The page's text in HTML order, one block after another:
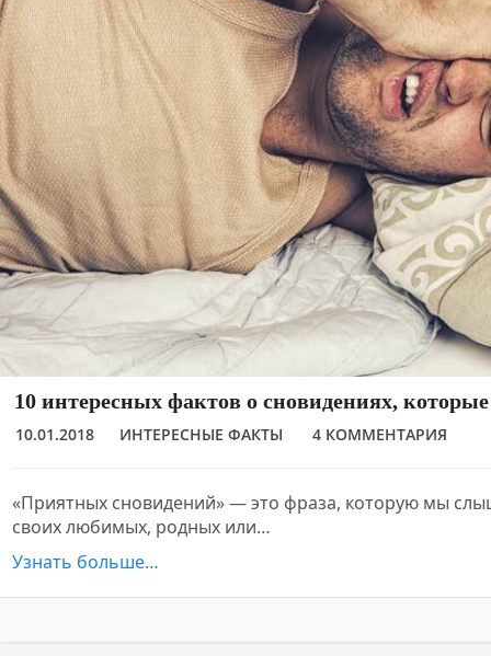
10 интересных фактов о сновидениях,
10.01.2018 ИНТЕРЕСНЫЕ ФАКТЫ 4 КОММЕНТАРИЯ
«Приятных сновидений» — это фраза, которую мы
своих любимых, родных или…
Узнать больше…